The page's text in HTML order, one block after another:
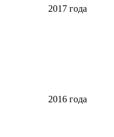
2017 года
2016 года